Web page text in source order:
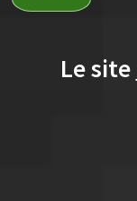
Le site